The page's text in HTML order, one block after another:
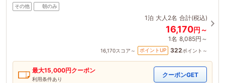
その他 朝のみ
1泊 大人2名 合計(税込)
16,170円～
1名 8,085円～
16,170スコア～ ポイントUP 322ポイント～
最大15,000円クーポン
利用条件あり
クーポンGET